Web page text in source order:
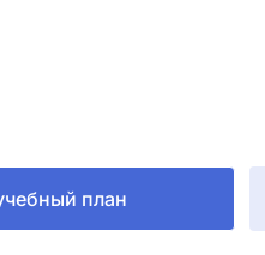
план